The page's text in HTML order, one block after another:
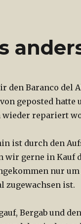
den Baranco del
geposted
wieder repariert
ist durch den
wir gerne in Kauf
nur
zugewachsen ist.
Bergab und